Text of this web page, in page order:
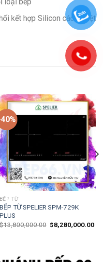
kết hợp Silicon cách nhiệt
BẾP TỪ
BẾP TỪ SPELIER SPM-729K
PLUS
$13,800,000.00 $8,280,000.00